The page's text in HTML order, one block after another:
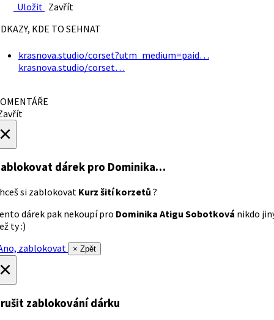
Uložit Zavřít
KDE TO SEHNAT
krasnova.studio/corset?utm_medium=paid…
krasnova.studio/corset…
dárek pro Dominika…
si zablokovat Kurz šití korzetů ?
dárek pak nekoupí pro Dominika Atigu Sobotková nikdo
ty :)
zablokovat
× Zpět
zablokování dárku